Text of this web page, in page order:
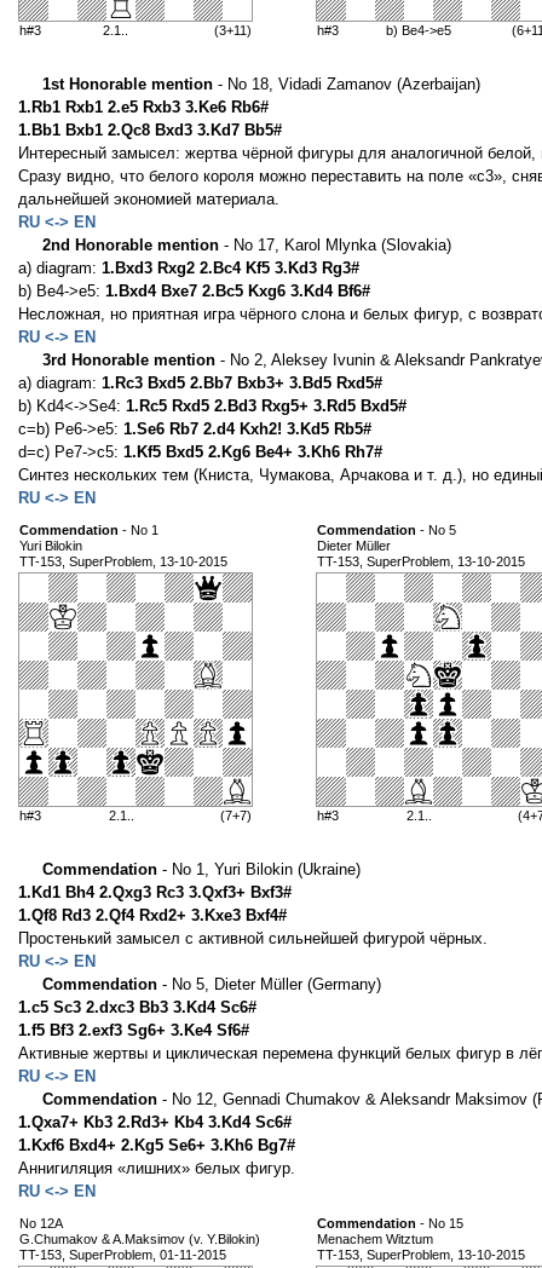
h#3 2.1.. (3+11) h#3 b) Be4->e5
1st Honorable mention - No 18, Vidadi Zamanov (Azerbaijan)
1.Rb1 Rxb1 2.e5 Rxb3 3.Ke6 Rb6#
1.Bb1 Bxb1 2.Qc8 Bxd3 3.Kd7 Bb5#
Интересный замысел: жертва чёрной фигуры для аналогичной белой,
Сразу видно, что белого короля можно переставить на поле «c3»,
дальнейшей экономией материала.
RU <-> EN
2nd Honorable mention - No 17, Karol Mlynka (Slovakia)
a) diagram: 1.Bxd3 Rxg2 2.Bc4 Kf5 3.Kd3 Rg3#
b) Be4->e5: 1.Bxd4 Bxe7 2.Bc5 Kxg6 3.Kd4 Bf6#
Несложная, но приятная игра чёрного слона и белых фигур, с
RU <-> EN
3rd Honorable mention - No 2, Aleksey Ivunin & Aleksandr
a) diagram: 1.Rc3 Bxd5 2.Bb7 Bxb3+ 3.Bd5 Rxd5#
b) Kd4<->Se4: 1.Rc5 Rxd5 2.Bd3 Rxg5+ 3.Rd5 Bxd5#
c=b) Pe6->e5: 1.Se6 Rb7 2.d4 Kxh2! 3.Kd5 Rb5#
d=c) Pe7->c5: 1.Kf5 Bxd5 2.Kg6 Be4+ 3.Kh6 Rh7#
Синтез нескольких тем (Книста, Чумакова, Арчакова и т. д.), но
RU <-> EN
Commendation - No 1
Yuri Bilokin
TT-153, SuperProblem, 13-10-2015
h#3 2.1.. (7+7)
Commendation - No 5
Dieter Müller
TT-153, SuperProblem, 13-10-2015
h#3 2.1..
Commendation - No 1, Yuri Bilokin (Ukraine)
1.Kd1 Bh4 2.Qxg3 Rc3 3.Qxf3+ Bxf3#
1.Qf8 Rd3 2.Qf4 Rxd2+ 3.Kxe3 Bxf4#
Простенький замысел с активной сильнейшей фигурой чёрных.
RU <-> EN
Commendation - No 5, Dieter Müller (Germany)
1.c5 Sc3 2.dxc3 Bb3 3.Kd4 Sc6#
1.f5 Bf3 2.exf3 Sg6+ 3.Ke4 Sf6#
Активные жертвы и циклическая перемена функций белых фигур в
RU <-> EN
Commendation - No 12, Gennadi Chumakov & Aleksandr Maksimov
1.Qxa7+ Kb3 2.Rd3+ Kb4 3.Kd4 Sc6#
1.Kxf6 Bxd4+ 2.Kg5 Se6+ 3.Kh6 Bg7#
Аннигиляция «лишних» белых фигур.
RU <-> EN
No 12A
G.Chumakov & A.Maksimov (v. Y.Bilokin)
TT-153, SuperProblem, 01-11-2015
Commendation - No 15
Menachem Witztum
TT-153, SuperProblem, 13-10-2015